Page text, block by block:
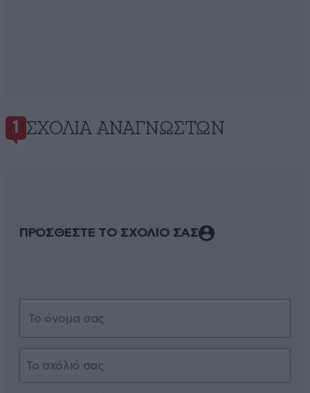
1 ΣΧΌΛΙΑ ΑΝΑΓΝΩΣΤΏΝ
ΠΡΟΣΘΕΣΤΕ ΤΟ ΣΧΟΛΙΟ ΣΑΣ